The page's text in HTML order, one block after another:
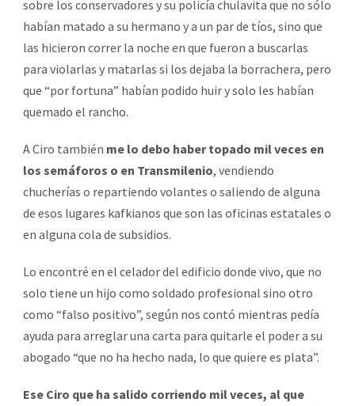
sobre los conservadores y su policía chulavita que no sólo
habían matado a su hermano y a un par de tíos, sino que
las hicieron correr la noche en que fueron a buscarlas
para violarlas y matarlas si los dejaba la borrachera, pero
que “por fortuna” habían podido huir y solo les habían
quemado el rancho.
A Ciro también me lo debo haber topado mil veces en
los semáforos o en Transmilenio, vendiendo
chucherías o repartiendo volantes o saliendo de alguna
de esos lugares kafkianos que son las oficinas estatales o
en alguna cola de subsidios.
Lo encontré en el celador del edificio donde vivo, que no
solo tiene un hijo como soldado profesional sino otro
como “falso positivo”, según nos contó mientras pedía
ayuda para arreglar una carta para quitarle el poder a su
abogado “que no ha hecho nada, lo que quiere es plata”.
Ese Ciro que ha salido corriendo mil veces, al que